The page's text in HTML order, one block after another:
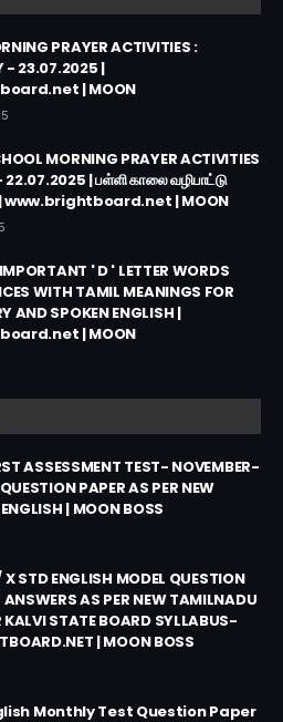
PRAYER ACTIVITIES :
- 23.07.2025 |
| MOON
MORNING PRAYER ACTIVITIES
| பள்ளி காலை வழிபாட்டு
| www.brightboard.net | MOON
' D ' LETTER WORDS
WITH TAMIL MEANINGS FOR
AND SPOKEN ENGLISH |
| MOON
ASSESSMENT TEST- NOVEMBER-
PAPER AS PER NEW
| MOON BOSS
STD ENGLISH MODEL QUESTION
AS PER NEW TAMILNADU
KALVI STATE BOARD SYLLABUS-
| MOON BOSS
Monthly Test Question Paper